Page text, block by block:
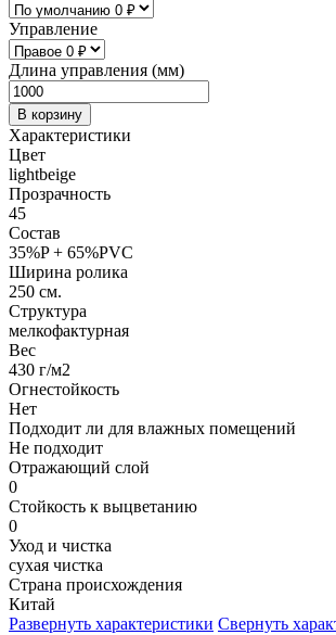
Управление
Длина управления (мм)
В корзину
Характеристики
Цвет
lightbeige
Прозрачность
45
Состав
35%P + 65%PVC
Ширина ролика
250 см.
Структура
мелкофактурная
Вес
430 г/м2
Огнестойкость
Нет
Подходит ли для влажных помещений
Не подходит
Отражающий слой
0
Стойкость к выцветанию
0
Уход и чистка
сухая чистка
Страна происхождения
Китай
Развернуть характеристики Свернуть